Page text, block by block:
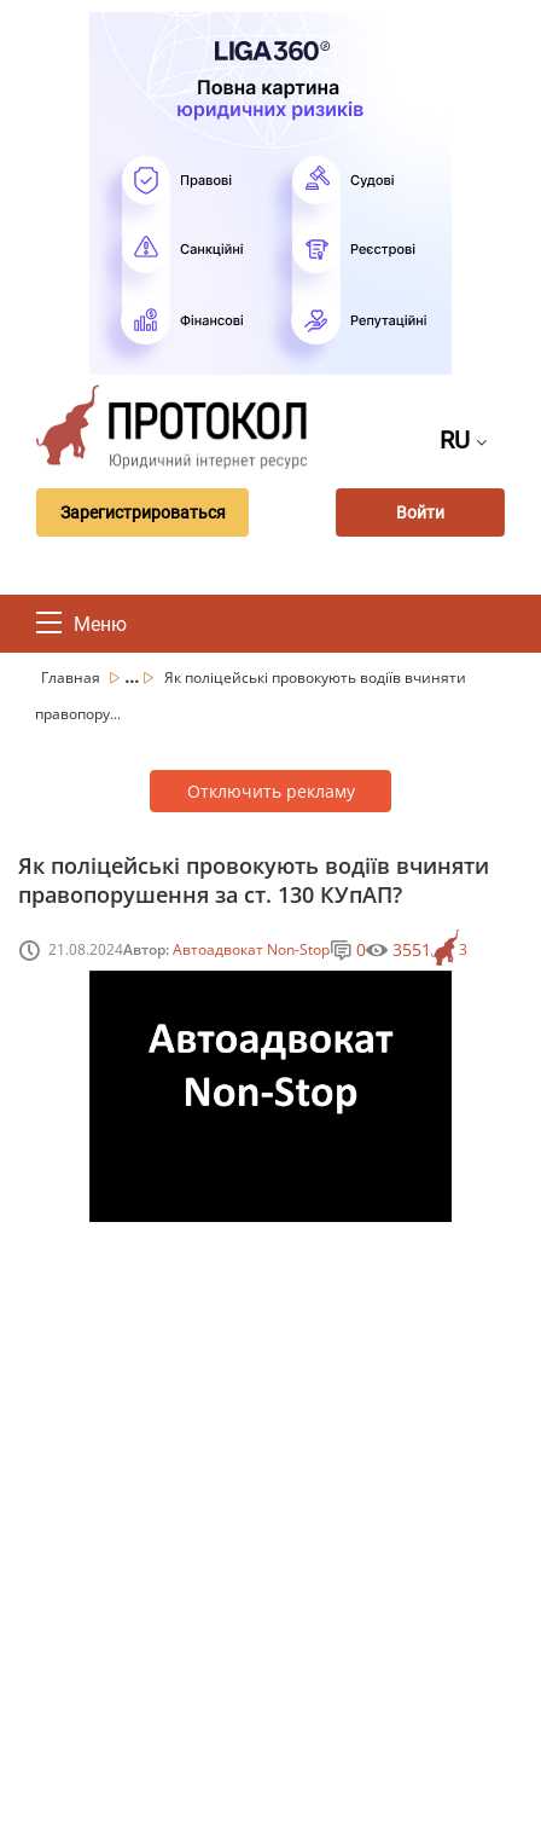
RU
Зарегистрироваться Войти
Меню
Главная ...
Як поліцейські провокують водіїв вчиняти
правопору...
Отключить рекламу
Як поліцейські провокують водіїв вчиняти
правопорушення за ст. 130 КУпАП?
21.08.2024Автор:Автоадвокат Non-Stop 3
0 3551